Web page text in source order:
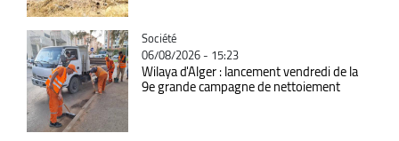
Catégorie
Société
06/08/2026 - 15:23
Wilaya d'Alger : lancement vendredi de la
9e grande campagne de nettoiement